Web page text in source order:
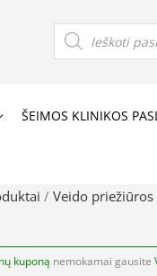
Products
search
ŠEIMOS KLINIKOS
/ Veido
kuponą nemokamai gausite